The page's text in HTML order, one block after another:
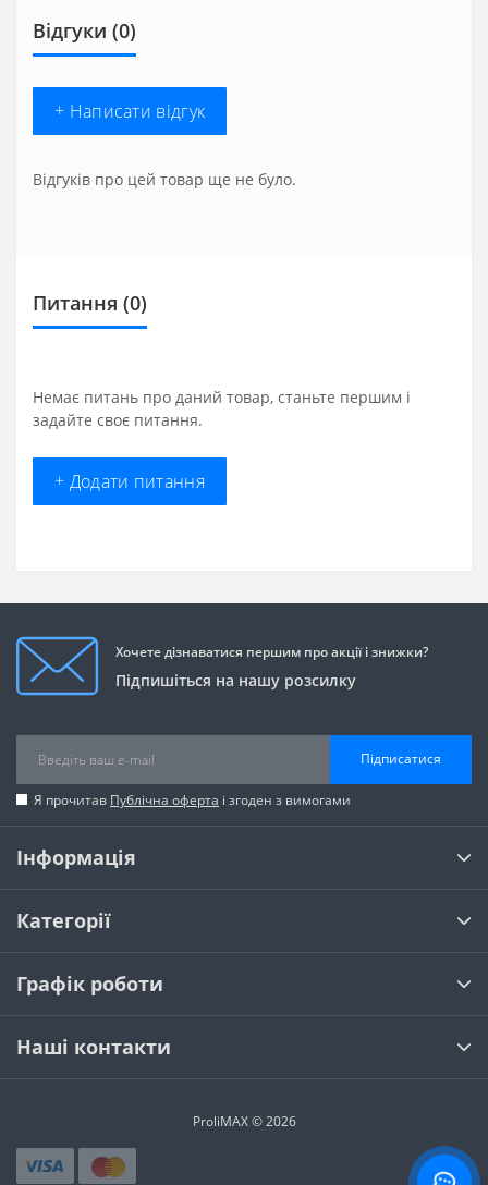
Відгуки (0)
+ Написати відгук
Відгуків про цей товар ще не було.
Питання (0)
Немає питань про даний товар, станьте першим і
задайте своє питання.
+ Додати питання
Хочете дізнаватися першим про акції і знижки?
Підпишіться на нашу розсилку
Підписатися
Я прочитав Публічна оферта і згоден з вимогами
Інформація
Категорії
Графік роботи
Наші контакти
ProliMAX © 2026